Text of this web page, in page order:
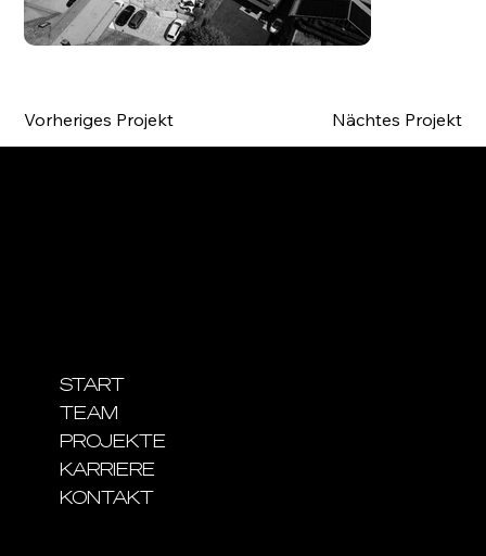
Vorheriges Projekt Nächtes Projekt
START
TEAM
PROJEKTE
KARRIERE
KONTAKT